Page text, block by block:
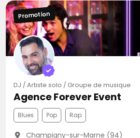
Promotion
DJ / Artiste solo / Groupe de musique
Agence Forever Event
Blues Pop Rap
Champigny-sur-Marne (94)